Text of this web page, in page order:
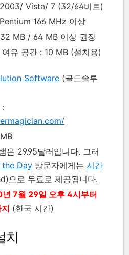
Vista/ 7 (32/64비트)
166 MHz 이상
MB / 64 MB 이상 권장
유 공간 : 10 MB (설치용)
Software (골드솔루
은 29.95달러입니다. 그러
Day 방문자에게는 시간
으로 무료로 제공됩니다.
7월 29일 오후 4시부터
(한국 시간)
치